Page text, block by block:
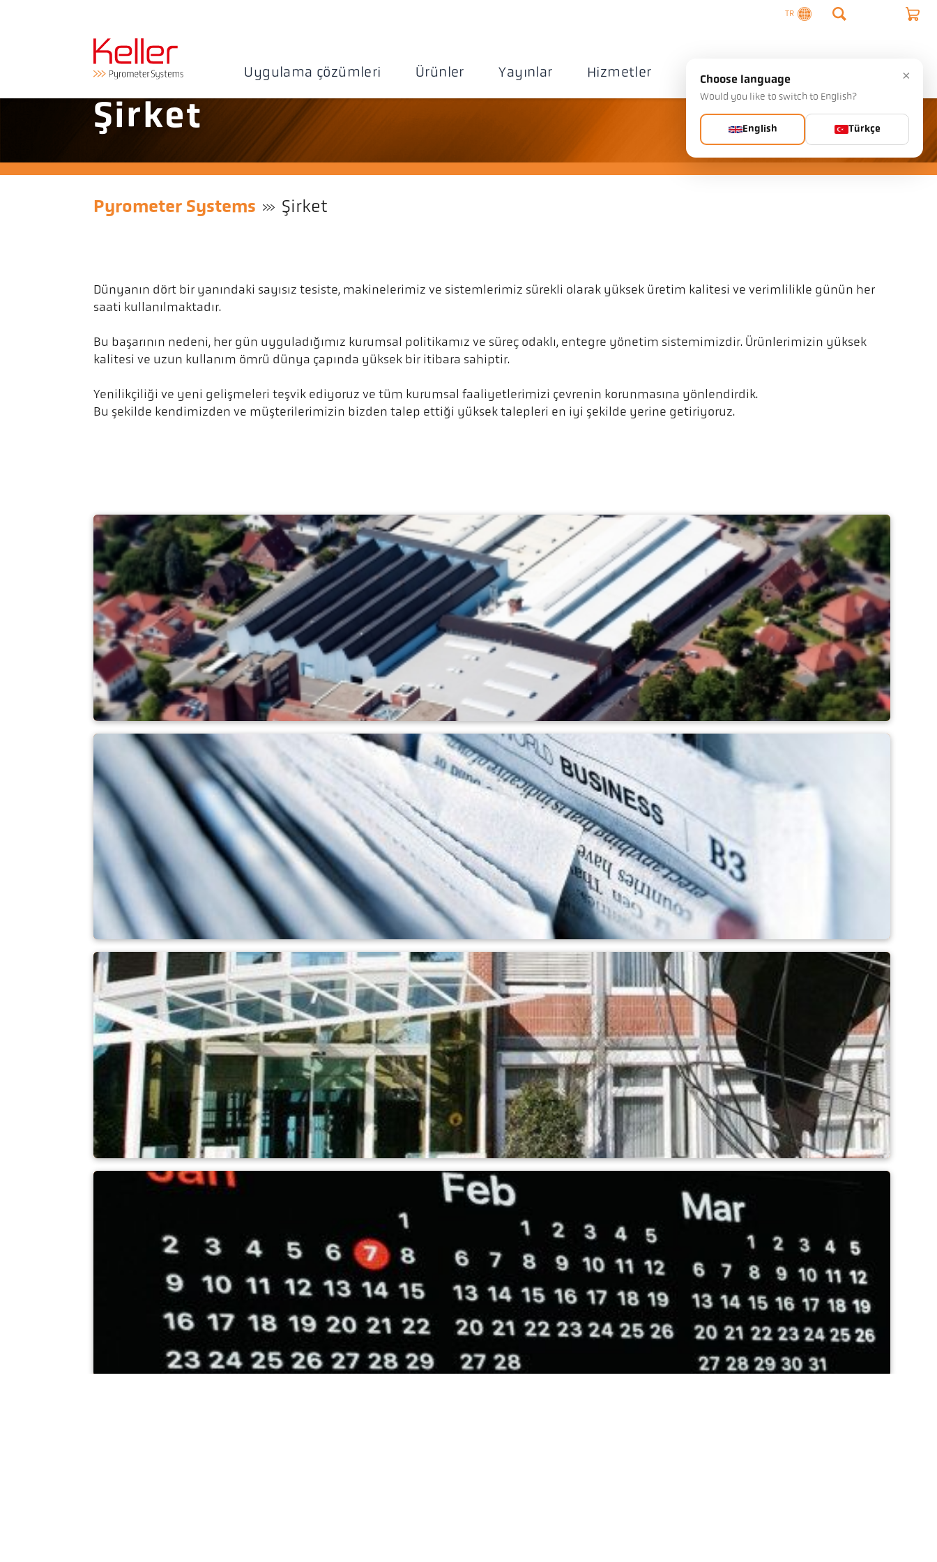
TR
Uygulama çözümleri Ürünler Yayınlar Hizmetler Şirket İletişim
Şirket
Pyrometer Systems Şirket
Dünyanın dört bir yanındaki sayısız tesiste, makinelerimiz ve sistemlerimiz sürekli olarak yüksek üretim kalitesi ve verimlilikle günün her
saati kullanılmaktadır.
Bu başarının nedeni, her gün uyguladığımız kurumsal politikamız ve süreç odaklı, entegre yönetim sistemimizdir. Ürünlerimizin yüksek
kalitesi ve uzun kullanım ömrü dünya çapında yüksek bir itibara sahiptir.
Yenilikçiliği ve yeni gelişmeleri teşvik ediyoruz ve tüm kurumsal faaliyetlerimizi çevrenin korunmasına yönlendirdik.
Bu şekilde kendimizden ve müşterilerimizin bizden talep ettiği yüksek talepleri en iyi şekilde yerine getiriyoruz.
Hakkımızda
Haberler
İş + Kariyer
×
Choose language
Would you like to switch to English?
English Türkçe